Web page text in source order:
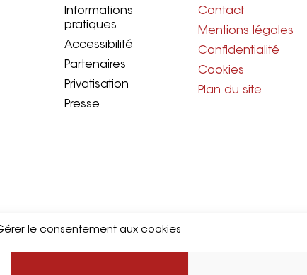
le consentement aux cookies
Informations
pratiques
Accessibilité
Partenaires
Privatisation
Presse
Contact
Mentions légales
Confidentialité
Cookies
Plan du site
douanes - Site créé parKoredge